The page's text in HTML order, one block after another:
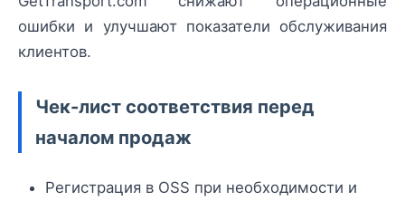
ошибки и улучшают показатели обслуживания
клиентов.
Чек-лист соответствия перед
началом продаж
Регистрация в OSS при необходимости и